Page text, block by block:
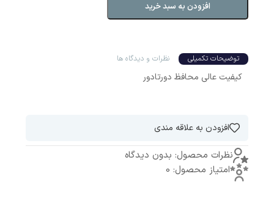
افزودن به سبد خرید
توضیحات تکمیلی نظرات و دیدگاه ها
کیفیت عالی محافظ دورتادور
افزودن به علاقه مندی
نظرات محصول: بدون دیدگاه
امتیاز محصول: 0